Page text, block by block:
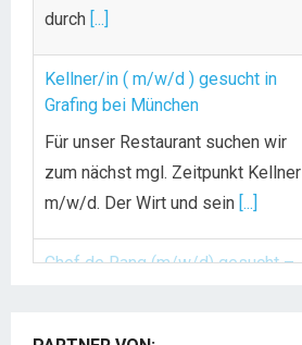
durch [...]
Kellner/in ( m/w/d ) gesucht in
Grafing bei München
Für unser Restaurant suchen wir
zum nächst mgl. Zeitpunkt Kellner
m/w/d. Der Wirt und sein [...]
Chef de Rang (m/w/d) gesucht –